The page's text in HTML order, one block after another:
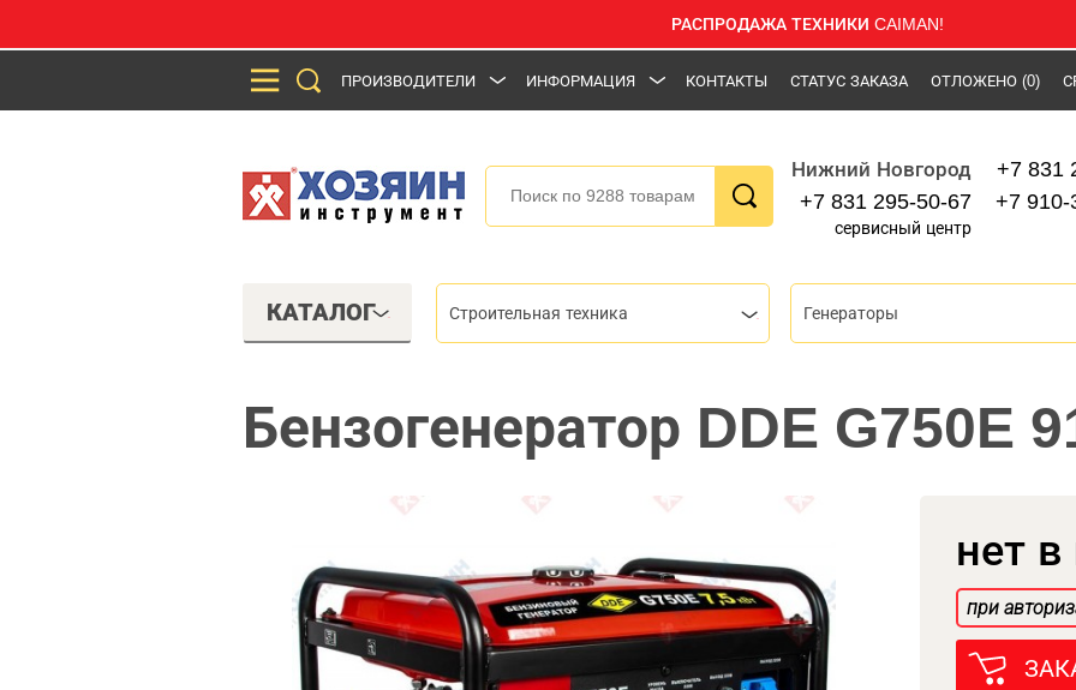
РАСПРОДАЖА ТЕХНИКИ CAIMAN!
ПРОИЗВОДИТЕЛИ ИНФОРМАЦИЯ КОНТАКТЫ СТАТУС ЗАКАЗА ОТЛОЖЕНО (0)
Нижний Новгород
+7 831 295-50-67
сервисный центр
+7 831
+7 910-
КАТАЛОГ Строительная техника Генераторы
Бензогенератор DDE G750E
нет
при